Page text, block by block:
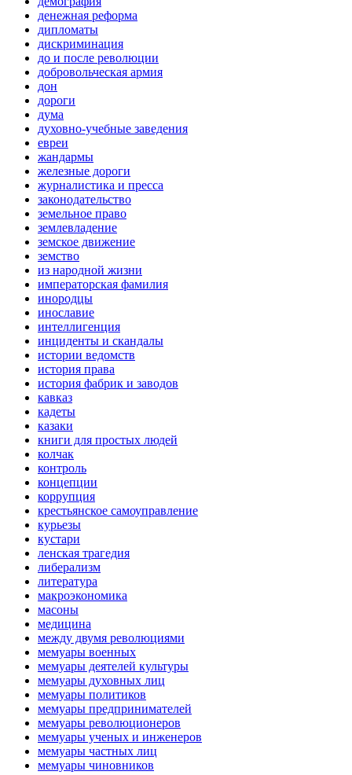
денежная реформа
дипломаты
дискриминация
до и после революции
добровольческая армия
дон
дороги
дума
духовно-учебные заведения
евреи
жандармы
железные дороги
журналистика и пресса
законодательство
земельное право
землевладение
земское движение
земство
из народной жизни
императорская фамилия
инородцы
инославие
интеллигенция
инциденты и скандалы
истории ведомств
история права
история фабрик и заводов
кавказ
кадеты
казаки
книги для простых людей
колчак
контроль
концепции
коррупция
крестьянское самоуправление
курьезы
кустари
ленская трагедия
либерализм
литература
макроэкономика
масоны
медицина
между двумя революциями
мемуары военных
мемуары деятелей культуры
мемуары духовных лиц
мемуары политиков
мемуары предпринимателей
мемуары революционеров
мемуары ученых и инженеров
мемуары частных лиц
мемуары чиновников